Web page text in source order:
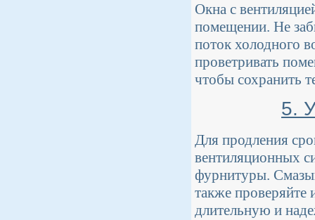
Окна с
помещении. Не
поток холодного
проветривать
чтобы сохранить
5.
Для продления
вентиляционных
фурнитуры.
также проверяйте
длительную и